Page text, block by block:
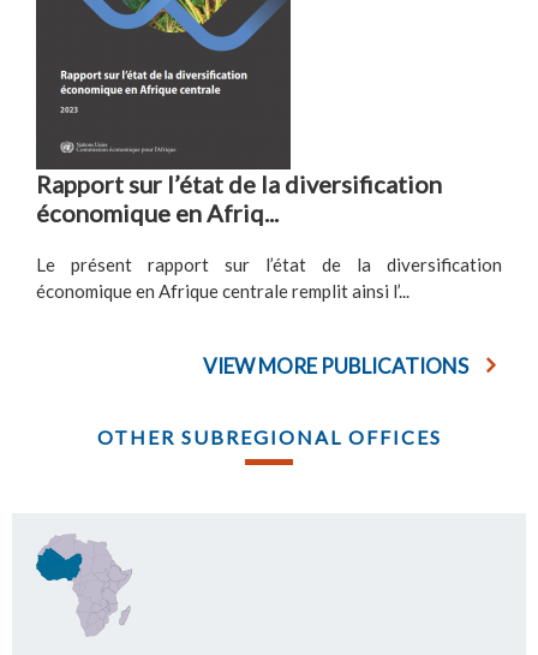
Rapport sur l’état de la diversification
économique en Afriq...
Le présent rapport sur l’état de la diversification
économique en Afrique centrale remplit ainsi l’...
VIEW MORE PUBLICATIONS
OTHER SUBREGIONAL OFFICES